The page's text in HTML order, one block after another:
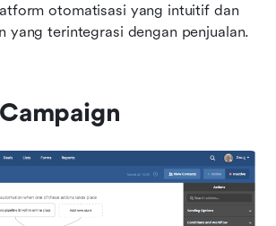
otomatisasi yang intuitif dan
yang terintegrasi dengan penjualan.